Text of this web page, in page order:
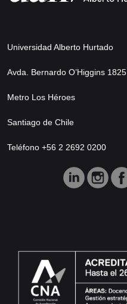
Universidad Alberto Hurtado
Avda. Bernardo O’Higgins 1825
Metro Los Héroes
Santiago de Chile
Teléfono +56 2 2692 0200